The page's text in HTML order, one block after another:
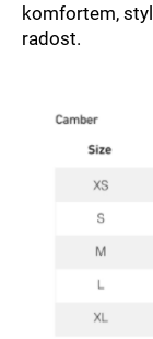
komfortem,
radost.